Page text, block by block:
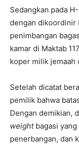
Sedangkan pada
dengan dikoordinir
penimbangan
kamar di Maktab
koper milik jemaah
Setelah dicatat
pemilik bahwa
Dengan demikian,
weightbagasi yang
penerbangan, dan